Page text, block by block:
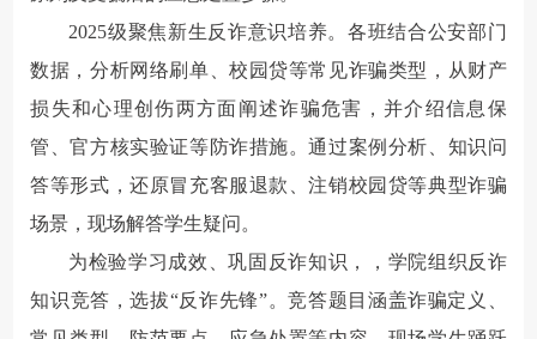
2025级聚焦新生反诈意识培养。各班结合公安部门
数据，分析网络刷单、校园贷等常见诈骗类型，从财产
损失和心理创伤两方面阐述诈骗危害，并介绍信息保
管、官方核实验证等防诈措施。通过案例分析、知识问
答等形式，还原冒充客服退款、注销校园贷等典型诈骗
场景，现场解答学生疑问。
为检验学习成效、巩固反诈知识，，学院组织反诈
知识竞答，选拔“反诈先锋”。竞答题目涵盖诈骗定义、